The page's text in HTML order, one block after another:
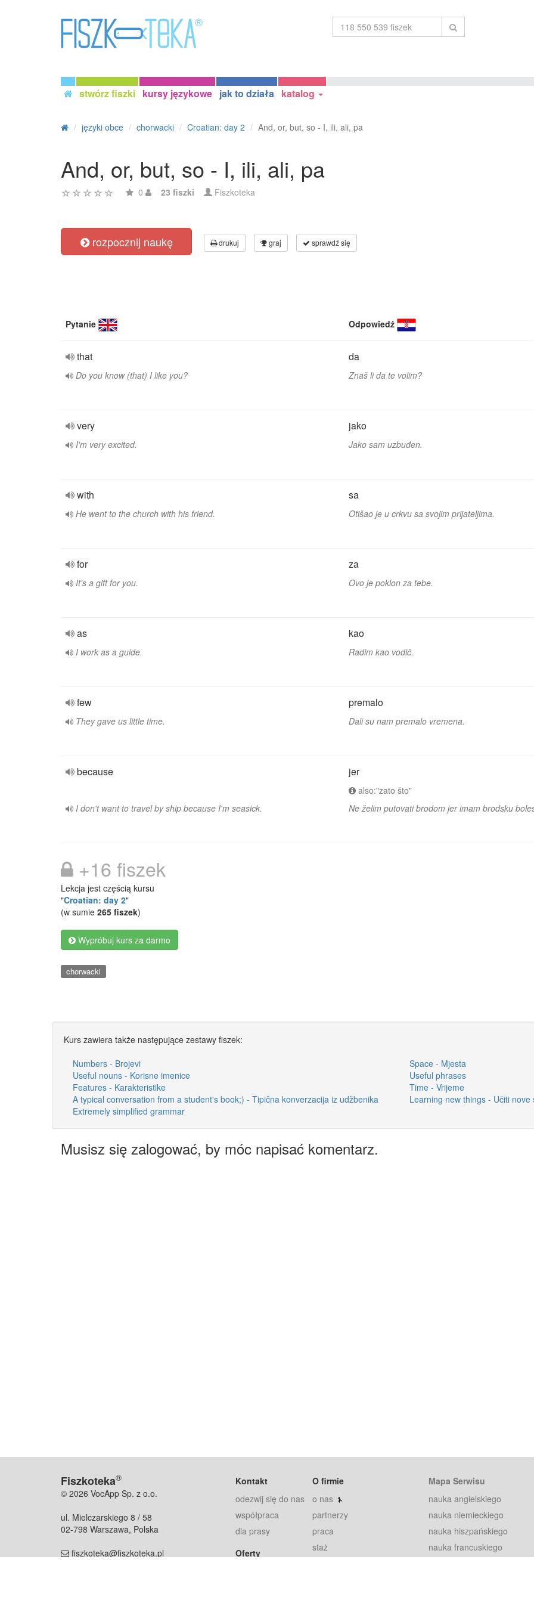
stwórz fiszki kursy językowe jak to działa katalog
języki obce chorwacki Croatian: day 2 And, or, but, so - I, ili, ali, pa
And, or, but, so - I, ili, ali, pa
0 23 fiszki Fiszkoteka
rozpocznij naukę drukuj graj sprawdź się
Pytanie Odpowiedź
that
Do you know (that) I like you?
da
Znaš li da te volim?
very
I'm very excited.
jako
Jako sam uzbuđen.
with
He went to the church with his friend.
sa
Otišao je u crkvu sa svojim prijateljima.
for
It's a gift for you.
za
Ovo je poklon za tebe.
as
I work as a guide.
kao
Radim kao vodič.
few
They gave us little time.
premalo
Dali su nam premalo vremena.
because
I don't want to travel by ship because I'm seasick.
jer
also:"zato što"
Ne želim putovati brodom jer imam brodsku
+16 fiszek
Lekcja jest częścią kursu
"Croatian: day 2"
(w sumie 265 fiszek)
Wypróbuj kurs za darmo
chorwacki
Kurs zawiera także następujące zestawy fiszek:
Numbers - Brojevi
Space - Mjesta
Useful nouns - Korisne imenice
Useful phrases
Features - Karakteristike
Time - Vrijeme
A typical conversation from a student's book;) - Tipična konverzacija iz udžbenika
Learning new things - Učiti nove
Extremely simplified grammar
Musisz się zalogować, by móc napisać komentarz.
Fiszkoteka®
© 2026 VocApp Sp. z o.o.
ul. Mielczarskiego 8 / 58
02-798 Warszawa, Polska
fiszkoteka@fiszkoteka.pl
Kontakt
odezwij się do nas
współpraca
dla prasy
Oferty
O firmie
o nas
partnerzy
praca
staż
Mapa Serwisu
nauka angielskiego
nauka niemieckiego
nauka hiszpańskiego
nauka francuskiego